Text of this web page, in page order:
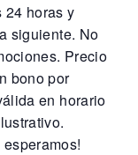
24 horas y
siguiente. No
Precio
bono por
en horario